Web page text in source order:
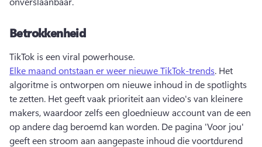
Betrokkenheid
TikTok is een viral powerhouse.
Elke maand ontstaan er weer nieuwe TikTok-trends. Het
algoritme is ontworpen om nieuwe inhoud in de spotlights
te zetten. Het geeft vaak prioriteit aan video's van kleinere
makers, waardoor zelfs een gloednieuw account van de een
op andere dag beroemd kan worden. De pagina 'Voor jou'
geeft een stroom aan aangepaste inhoud die voortdurend